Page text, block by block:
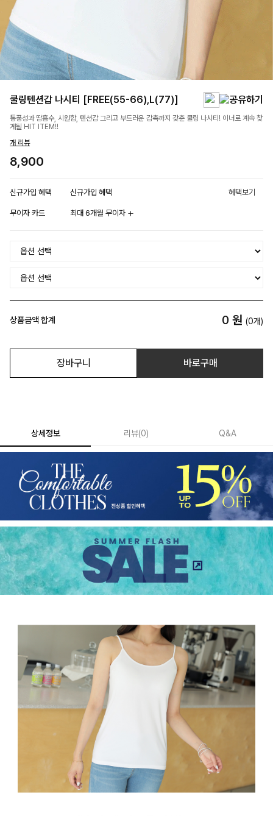
쿨링텐션갑 나시티 [FREE(55-66),L(77)]
통풍성과 땀흡수, 시원함, 텐션감 그리고 부드러운 감촉까지 갖춘 쿨링 나시티! 이너로 계속 찾
게될 HIT ITEM!!
개 리뷰
8,900
신규가입 혜택 신규가입 혜택 혜택보기
무이자 카드 최대 6개월 무이자
상품금액 합계 0 원 (0개)
장바구니 바로구매
상세정보 리뷰(0) Q&A